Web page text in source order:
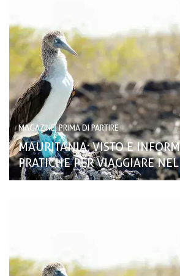
MAGAZINE, PRIMA DI PARTIRE
MAURITANIA: VISTO E
PRATICHE PER VIAGGIARE